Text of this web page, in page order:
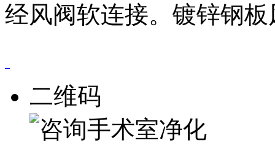
经风阀软连接。镀锌钢
二维码